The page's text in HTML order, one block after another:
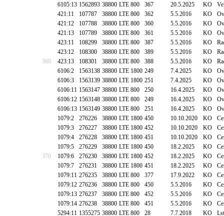
6105:13 1562893 38800 LTE 800 367 20.5.2025 KO
421:11
107787 38800 LTE 800 362 5.5.2016 KO
421:12
107788 38800 LTE 800 360 5.5.2016 KO
421:13
107789 38800 LTE 800 361 5.5.2016 KO
423:11
108299 38800 LTE 800 387 5.5.2016 KO
423:12
108300 38800 LTE 800 389 5.5.2016 KO
360
423:13 108301 38800 LTE 800 388 5.5.2016 KO
6106:2
1563138 38800 LTE 1800 249 7.4.2025 KO
6106:3
1563139 38800 LTE 1800 251 7.4.2025 KO
6106:11 1563147 38800 LTE 800 250 16.4.2025 KO
6106:12 1563148 38800 LTE 800 249 16.4.2025 KO
6106:13 1563149 38800 LTE 800 251 16.4.2025 KO
1079:2
276226 38800 LTE 1800 450 10.10.2020 KO
1079:3
276227 38800 LTE 1800 452 10.10.2020 KO
1079:4
276228 38800 LTE 1800 451 10.10.2020 KO
1079:5
276229 38800 LTE 1800 450 18.2.2025 KO
370
1079:6 276230 38800 LTE 1800 452 18.2.2025 KO
1079:7
276231 38800 LTE 1800 451 18.2.2025 KO
1079:11 276235 38800 LTE 800 377 17.9.2022 KO
1079:12 276236 38800 LTE 800 450 5.5.2016 KO
1079:13 276237 38800 LTE 800 452 5.5.2016 KO
1079:14 276238 38800 LTE 800 451 5.5.2016 KO
5294:11 1355275 38800 LTE 800 28 7.7.2018 KO